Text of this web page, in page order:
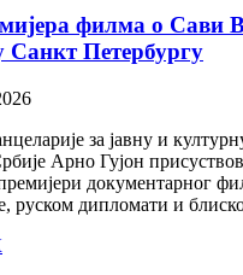
филма о Сави
Санкт Петербургу
за јавну и
Арно Гујон
документарног
руском дипломати и